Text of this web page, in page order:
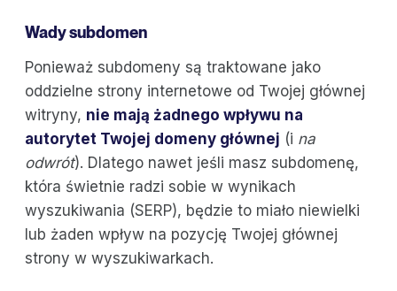
Wady subdomen
Ponieważ subdomeny są traktowane jako
oddzielne strony internetowe od Twojej głównej
witryny, nie mają żadnego wpływu na
autorytet Twojej domeny głównej (i na
odwrót). Dlatego nawet jeśli masz subdomenę,
która świetnie radzi sobie w wynikach
wyszukiwania (SERP), będzie to miało niewielki
lub żaden wpływ na pozycję Twojej głównej
strony w wyszukiwarkach.